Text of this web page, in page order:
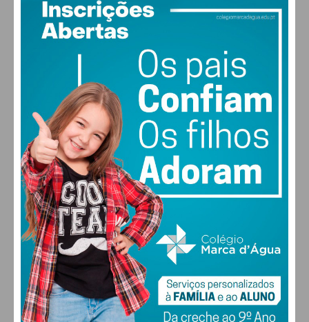
25°
few clouds
vento: 2m/s OSO
MAX 26 • MIN 25
28°
SÁB
27
DOM
28°
SEG
30 °
TER
FARMACIAS DE SERVIÇO EM PAÇOS DE
FERREIRA